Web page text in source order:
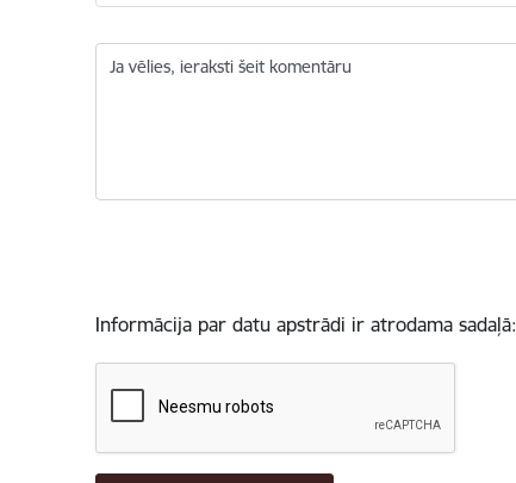
Ja vēlies, ieraksti šeit komentāru
Informācija par datu apstrādi ir atrodama sadaļā: